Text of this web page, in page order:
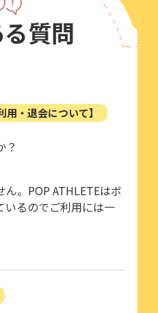
質問
用・退会について】
？
。POP ATHLETEはボ
いるのでご利用には一